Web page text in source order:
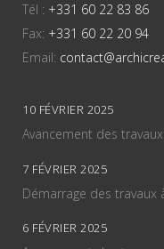
Tél : +331 60 22 83 86
Fax: +331 60 22 20 94
Email:
10 FÉVRIER 2025
Avancement des
7 FÉVRIER 2025
Démarrage des travaux
6 FÉVRIER 2025